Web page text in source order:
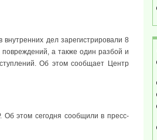
дел зарегистрировали 8
а также один разбой и
Об этом сообщает Центр
Об этом сегодня сообщили в пресс-